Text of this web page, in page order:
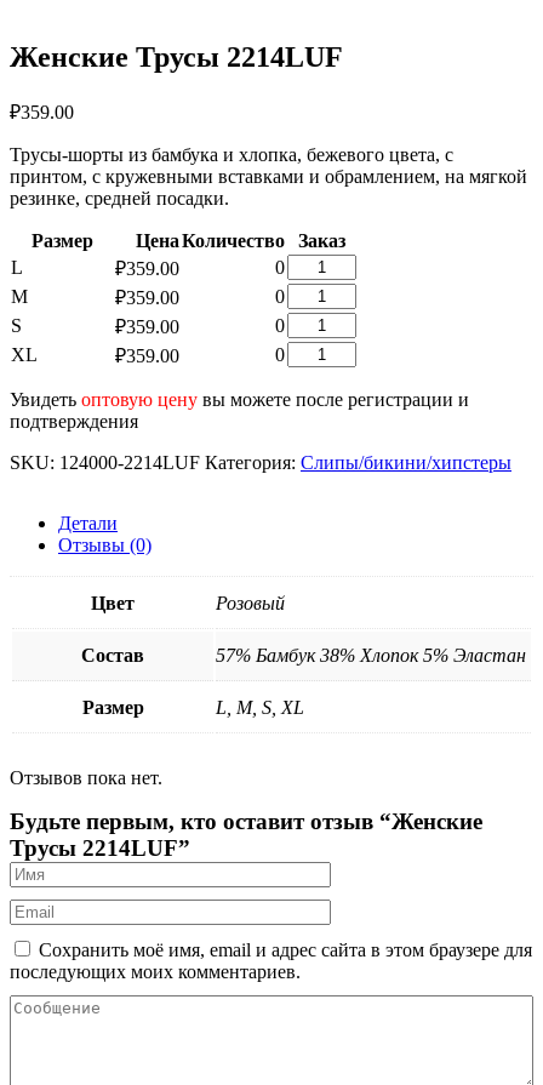
Женские Трусы 2214LUF
₽359.00
Трусы-шорты из бамбука и хлопка, бежевого цвета, с
принтом, с кружевными вставками и обрамлением, на мягкой
резинке, средней посадки.
Размер ЦенаКоличество
Заказ
L
₽359.00 0
Количество
товара
Женские
Трусы
2214LUF
M ₽359.00 0
Количество
товара
Женские
Трусы
S ₽359.00 0
Количество
товара
Женские
2214LUF
XL ₽359.00 0
Количество
товара
Женские
Увидеть оптовую цену вы можете после регистрации и
подтверждения
SKU: 124000-2214LUF Категория: Слипы/бикини/хипстеры
Детали
Отзывы (0)
Цвет Розовый
Состав 57% Бамбук 38% Хлопок 5% Эластан
Размер L, M, S, XL
Отзывов пока нет.
Будьте первым, кто оставит отзыв “Женские
Трусы 2214LUF”
Сохранить моё имя, email и адрес сайта в этом браузере для
последующих моих комментариев.